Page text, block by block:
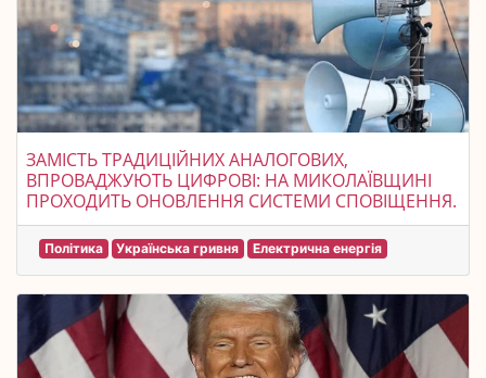
ЗАМІСТЬ ТРАДИЦІЙНИХ АНАЛОГОВИХ,
ВПРОВАДЖУЮТЬ ЦИФРОВІ: НА МИКОЛАЇВЩИНІ
ПРОХОДИТЬ ОНОВЛЕННЯ СИСТЕМИ СПОВІЩЕННЯ.
Політика Українська гривня Електрична енергія